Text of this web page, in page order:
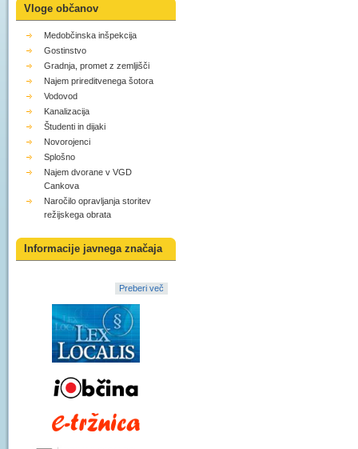
Vloge občanov
Medobčinska inšpekcija
Gostinstvo
Gradnja, promet z zemljišči
Najem prireditvenega šotora
Vodovod
Kanalizacija
Študenti in dijaki
Novorojenci
Splošno
Najem dvorane v VGD
Cankova
Naročilo opravljanja storitev
režijskega obrata
Informacije javnega značaja
Preberi več